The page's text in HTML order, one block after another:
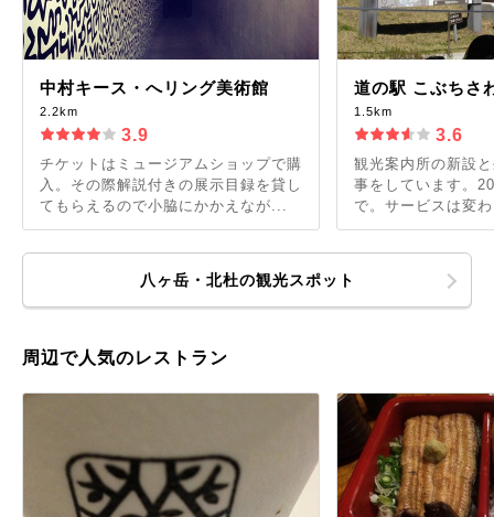
中村キース・へリング美術館
2.2km
3.9
チケットはミュージアムショップで購
入。その際解説付きの展示目録を貸し
てもらえるので小脇にかかえなが...
道の駅 こぶちさ
1.5km
3.6
観光案内所の新設
事をしています。
で。サービスは変
八ヶ岳・北杜の観光スポット
周辺で人気のレストラン